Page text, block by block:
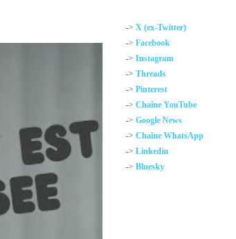
->X (ex-Twitter)
->Facebook
->Instagram
->Threads
->Pinterest
->Chaîne YouTube
->Google News
->Chaîne WhatsApp
->Linkedin
->Bluesky